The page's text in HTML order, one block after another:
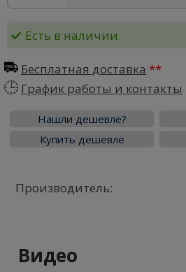
Есть в наличии
Бесплатная доставка
График работы и контакты
Нашли дешевле?
Купить дешевле
Производитель:
Видео